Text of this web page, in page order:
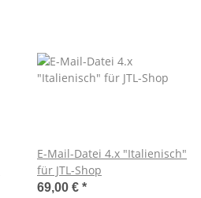
E-Mail-Datei 4.x "Italienisch"
für JTL-Shop
69,00 € *